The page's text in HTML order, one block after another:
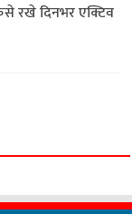
रखे दिनभर एक्टिव